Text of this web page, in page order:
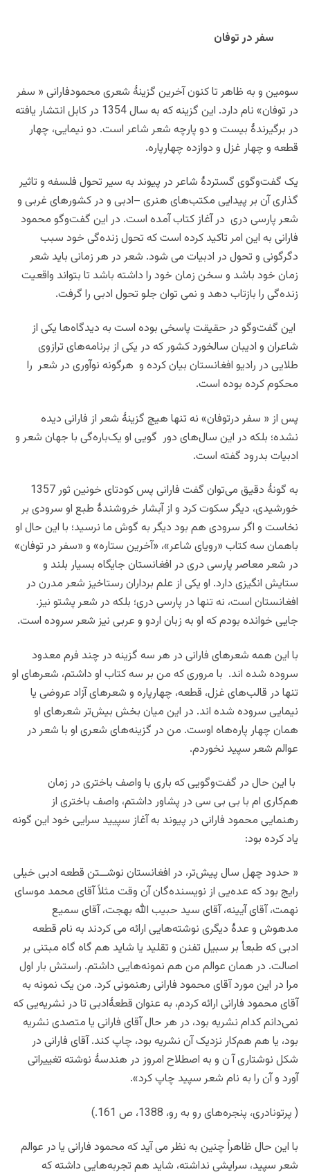
سفر در توفان
سومین و به ظاهر تا کنون آخرین گزینۀ شعری محمودفارانی « سفر
در توفان» نام دارد. این گزینه که به سال 1354 در کابل انتشار یافته
در برگیرندۀ بیست و دو پارچه شعر شاعر است. دو نیمایی، چهار
قطعه و چهار غزل و دوازده چهارپاره.
یک گفت‌وگوی گستردۀ شاعر در پیوند به سیر تحول فلسفه و تاثیر
گذاری آن بر پیدایی مکتب‌های هنری –ادبی و در کشورهای غربی و
شعر پارسی دری در آغاز کتاب آمده است. در این گفت‌وگو محمود
فارانی به این امر تاکید کرده است که تحول زنده‌گی خود سبب
دگرگونی و تحول در ادبیات می شود. شعر در هر زمانی باید شعر
زمان خود باشد و سخن زمان خود را داشته باشد تا بتواند واقعیت
زنده‌گی را بازتاب دهد و نمی توان جلو تحول ادبی را گرفت.
این گفت‌وگو در حقیقت پاسخی بوده است به دیدگاه‌ها یکی از
شاعران و ادیبان سالخورد کشور که در یکی از برنامه‌های ترازوی
طلایی در رادیو افغانستان بیان کرده و هرگونه نوآوری در شعر را
محکوم کرده بوده است.
پس از « سفر درتوفان» نه تنها هیچ گزینۀ شعر از فارانی دیده
نشده؛ بلکه در این سال‌های دور گویی او یک‌باره‌گی با جهان شعر و
ادبیات بدرود گفته است.
به گونۀ دقیق می‌توان گفت فارانی پس کودتای خونین ثور 1357
خورشیدی، دیگر سکوت کرد و از آبشار خروشندۀ طبع او سرودی بر
نخاست و اگر سرودی هم بود دیگر به گوش ما نرسید؛ با این حال او
باهمان سه كتاب «رویای شاعر»، «آخرین ستاره» و «سفر در توفان»
در شعر معاصر پارسی دری در افغانستان جایگاه بسیار بلند و
ستایش انگیزی دارد. او یکی از علم برداران رستاخیز شعر مدرن در
افغانستان است، نه تنها در پارسی دری؛ بلکه در شعر پشتو نیز.
جایی خوانده بودم که او به زبان اردو و عربی نیز شعر سروده است.
با این همه شعرهای فارانی در هر سه گزینه در چند فرم معدود
سروده شده اند. با مروری که من بر سه کتاب او داشتم، شعرهای او
تنها در قالب‌های غزل، قطعه، چهارپاره و شعرهای آزاد عروضی یا
نیمایی سروده شده اند. در این میان بخش بیش‌تر شعرهای او
همان چهار پاره‌هاه اوست. من در گزینه‌های شعری او با شعر در
عوالم شعر سپید نخوردم.
با این حال در گفت‌وگویی که باری با واصف باختری در زمان
هم‌کاری ام با بی بی سی در پشاور داشتم، واصف باختری از
رهنمایی محمود فارانی در پیوند به آغاز سپیید سرایی خود این گونه
یاد کرده بود:
« حدود چهل سال پیش‌تر، در افغانستان نوشــتن قطعه ادبی خیلی
رایج بود که عده‌یی از نویسنده‌گان آن وقت مثلاً آقای محمد موسای
نهمت، آقای آیینه، آقای سید حبیب الله بهجت، آقای سمیع
مدهوش و عدۀ دیگری نوشته‌هایی ارائه می کردند به نام قطعه
ادبی که طبعأ بر سبیل تفنن و تقلید یا شاید هم گاه گاه مبتنی بر
اصالت. در همان عوالم من هم نمونه‌هایی داشتم. راستش بار اول
مرا در این مورد آقای محمود فارانی رهنمونی کرد. من یک نمونه به
آقای محمود فارانی ارائه کردم، به عنوان قطعۀادبی تا در نشریه‌یی که
نمی‌دانم کدام نشریه بود، در هر حال آقای فارانی یا متصدی نشریه
بود، یا هم هم‌کار نزدیک آن نشریه بود، چاپ کند. آقای فارانی در
شکل نوشتاری آ ن و به اصطلاح امروز در هندسۀ نوشته تغییراتی
آورد و آن را به نام شعر سپید چاپ کرد».
( پرتونادری، پنجره‌های رو به رو، 1388، ص 161.)
با این حال ظاهراً چنین به نظر می آید که محمود فارانی یا در عوالم
شعر سپید، سرایشی نداشته، شاید هم تجربه‌هایی داشته که